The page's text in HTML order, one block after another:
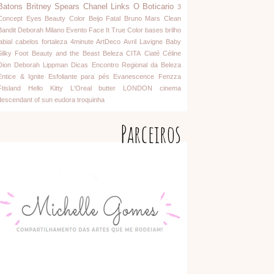
Britney Spears Chanel Links O Boticario 3
Eyes Beauty Color Beijo Fatal Bruno Mars Clean
Deborah Milano Evento Face It True Color bases brilho
cabelos fortaleza 4minute ArtDeco Avril Lavigne Baby
Foot Beauty and the Beast Beleza CITA Ciaté Céline
Deborah Lippman Dicas
Encontro Regional da Beleza
& Ignite
Esfoliante para pés Evanescence
Fenzza
Hello Kitty L'Oreal butter LONDON
cinema
of sun eudora troquinha
Parceiros